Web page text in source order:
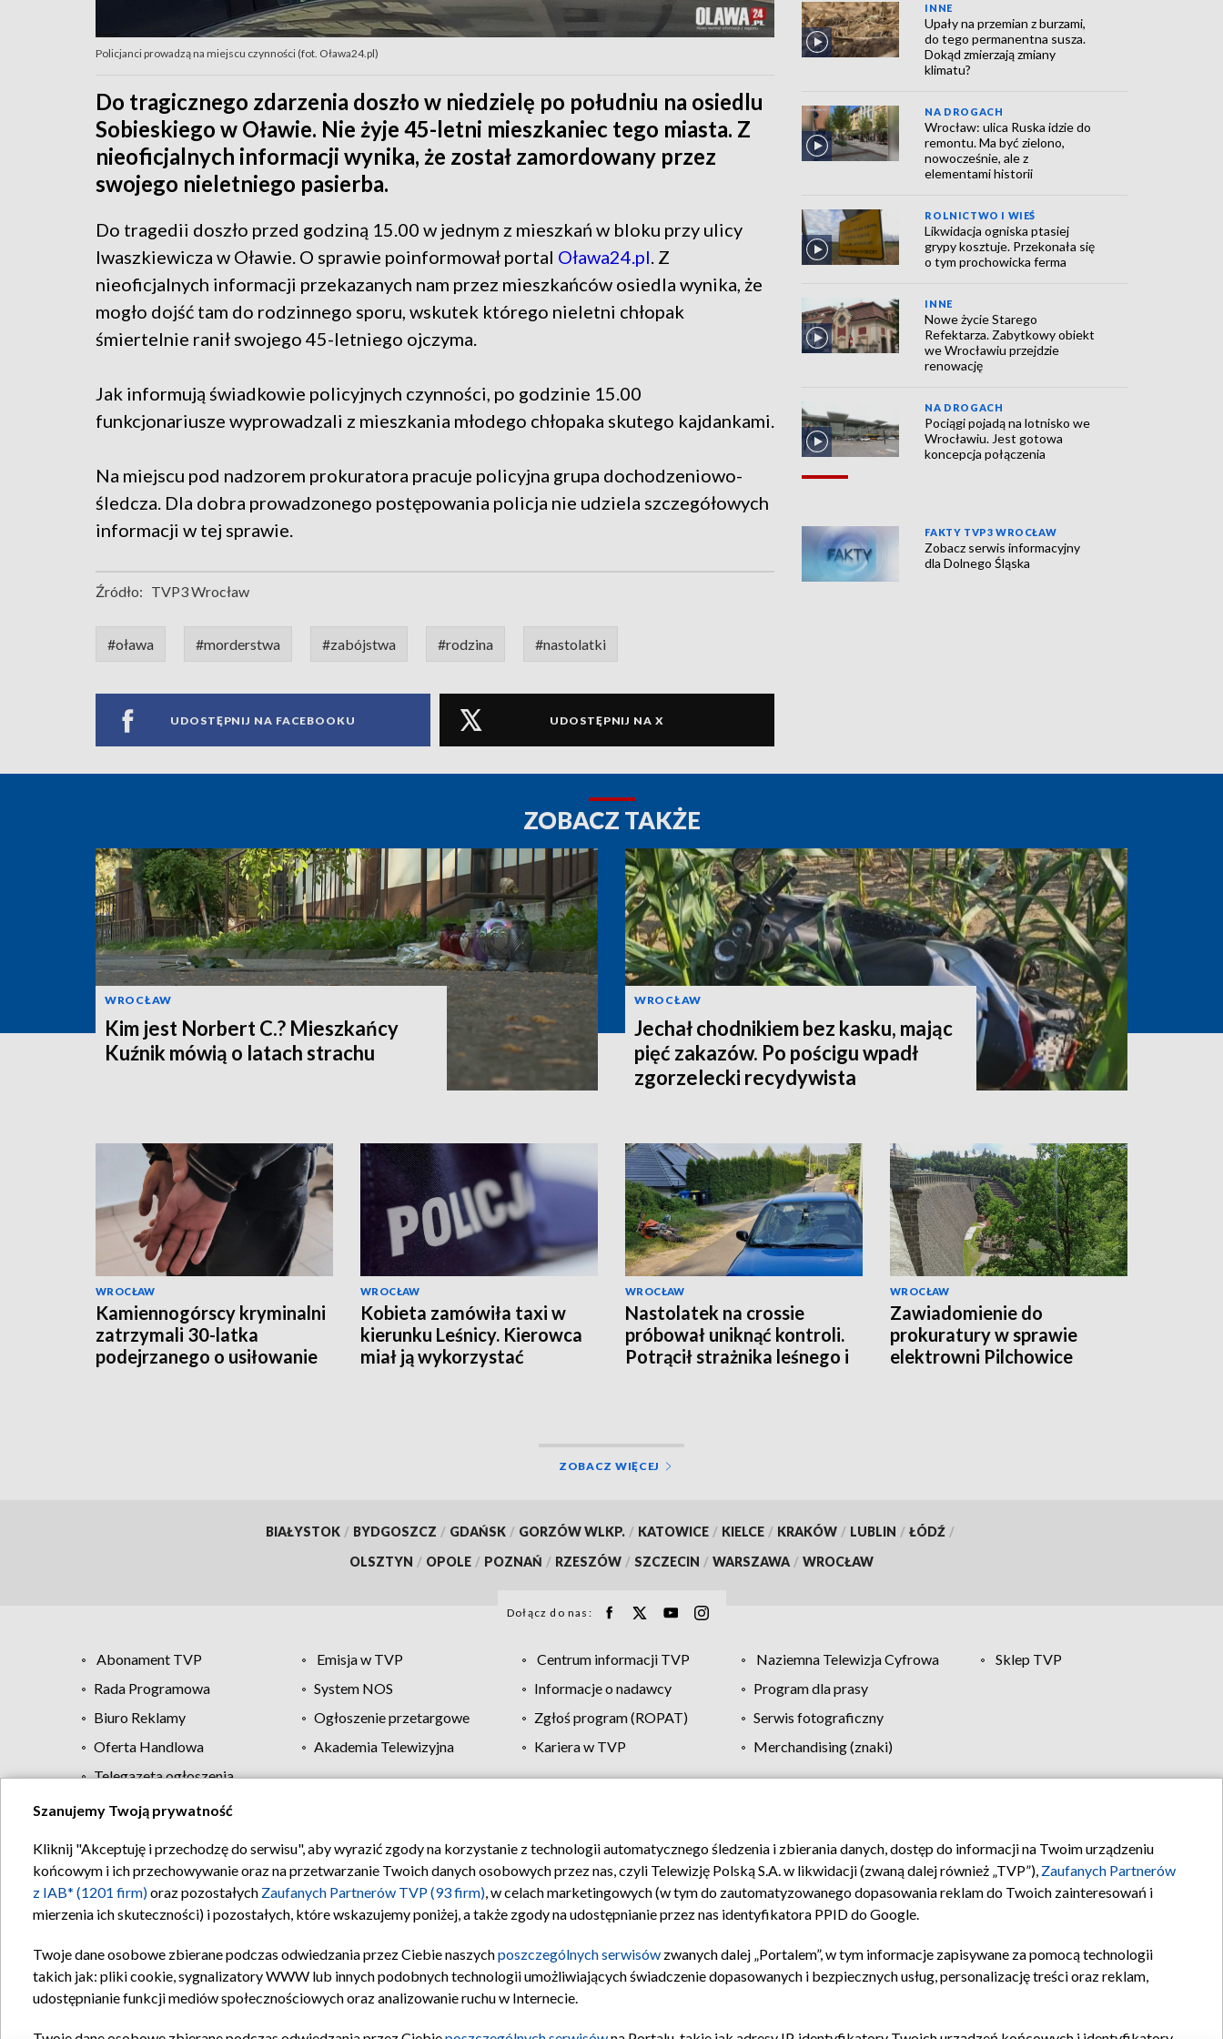
Policjanci prowadzą na miejscu czynności (fot. Oława24.pl)
Do tragicznego zdarzenia doszło w niedzielę po południu na osiedlu
Sobieskiego w Oławie. Nie żyje 45-letni mieszkaniec tego miasta. Z
nieoficjalnych informacji wynika, że został zamordowany przez
swojego nieletniego pasierba.
Do tragedii doszło przed godziną 15.00 w jednym z mieszkań w bloku przy ulicy
Iwaszkiewicza w Oławie. O sprawie poinformował portal Oława24.pl. Z
nieoficjalnych informacji przekazanych nam przez mieszkańców osiedla wynika, że
mogło dojść tam do rodzinnego sporu, wskutek którego nieletni chłopak
śmiertelnie ranił swojego 45-letniego ojczyma.
Jak informują świadkowie policyjnych czynności, po godzinie 15.00
funkcjonariusze wyprowadzali z mieszkania młodego chłopaka skutego kajdankami.
Na miejscu pod nadzorem prokuratora pracuje policyjna grupa dochodzeniowo-
śledcza. Dla dobra prowadzonego postępowania policja nie udziela szczegółowych
informacji w tej sprawie.
Źródło: TVP3 Wrocław
#oława #morderstwa #zabójstwa #rodzina #nastolatki
UDOSTĘPNIJ NA FACEBOOKU UDOSTĘPNIJ NA X
INNE
Upały na przemian z burzami,
do tego permanentna susza.
Dokąd zmierzają zmiany
klimatu?
NA DROGACH
Wrocław: ulica Ruska idzie do
remontu. Ma być zielono,
nowocześnie, ale z
elementami historii
ROLNICTWO I WIEŚ
Likwidacja ogniska ptasiej
grypy kosztuje. Przekonała się
o tym prochowicka ferma
INNE
Nowe życie Starego
Refektarza. Zabytkowy obiekt
we Wrocławiu przejdzie
renowację
NA DROGACH
Pociągi pojadą na lotnisko we
Wrocławiu. Jest gotowa
koncepcja połączenia
FAKTY TVP3 WROCŁAW
Zobacz serwis informacyjny
dla Dolnego Śląska
ZOBACZ TAKŻE
WROCŁAW
Kim jest Norbert C.? Mieszkańcy
Kuźnik mówią o latach strachu
WROCŁAW
Jechał chodnikiem bez kasku, mając
pięć zakazów. Po pościgu wpadł
zgorzelecki recydywista
WROCŁAW
Kamiennogórscy kryminalni
zatrzymali 30-latka
podejrzanego o usiłowanie
WROCŁAW
Kobieta zamówiła taxi w
kierunku Leśnicy. Kierowca
miał ją wykorzystać
WROCŁAW
Nastolatek na crossie
próbował uniknąć kontroli.
Potrącił strażnika leśnego i
WROCŁAW
Zawiadomienie do
prokuratury w sprawie
elektrowni Pilchowice
ZOBACZ WIĘCEJ
BIAŁYSTOK / BYDGOSZCZ / GDAŃSK / GORZÓW WLKP. / KATOWICE / KIELCE / KRAKÓW / LUBLIN / ŁÓDŹ /
OLSZTYN / OPOLE / POZNAŃ / RZESZÓW / SZCZECIN / WARSZAWA / WROCŁAW
Dołącz do nas:
Abonament TVP Emisja w TVP Centrum informacji TVP Naziemna Telewizja Cyfrowa
Sklep TVP
Rada Programowa
System NOS Informacje o nadawcy
Program dla prasy
Biuro Reklamy
Ogłoszenie przetargowe Zgłoś program (ROPAT)
Serwis fotograficzny
Oferta Handlowa
Akademia Telewizyjna Kariera w TVP
Merchandising (znaki)
Telegazeta ogłoszenia
Regulamin TVP Polityka prywatności Moje zgody Pomoc Biuro reklamy Kontakt
Szanujemy Twoją prywatność
Kliknij "Akceptuję i przechodzę do serwisu", aby wyrazić zgody na korzystanie z technologii automatycznego śledzenia i zbierania danych, dostęp do informacji na Twoim urządzeniu
końcowym i ich przechowywanie oraz na przetwarzanie Twoich danych osobowych przez nas, czyli Telewizję Polską S.A. w likwidacji (zwaną dalej również „TVP”), Zaufanych Partnerów
z IAB* (1201 firm)oraz pozostałych Zaufanych Partnerów TVP (93 firm), w celach marketingowych (w tym do zautomatyzowanego dopasowania reklam do Twoich zainteresowań i
mierzenia ich skuteczności) i pozostałych, które wskazujemy poniżej, a także zgody na udostępnianie przez nas identyfikatora PPID do Google.
Twoje dane osobowe zbierane podczas odwiedzania przez Ciebie naszychposzczególnych serwisów zwanych dalej „Portalem”, w tym informacje zapisywane za pomocą technologii
takich jak: pliki cookie, sygnalizatory WWW lub innych podobnych technologii umożliwiających świadczenie dopasowanych i bezpiecznych usług, personalizację treści oraz reklam,
udostępnianie funkcji mediów społecznościowych oraz analizowanie ruchu w Internecie.